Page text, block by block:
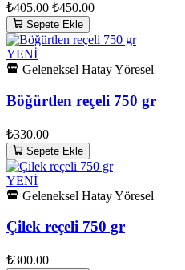
₺405.00 ₺450.00
Sepete Ekle
YENİ
Geleneksel Hatay Yöresel
Böğürtlen reçeli 750 gr
₺330.00
Sepete Ekle
YENİ
Geleneksel Hatay Yöresel
Çilek reçeli 750 gr
₺300.00